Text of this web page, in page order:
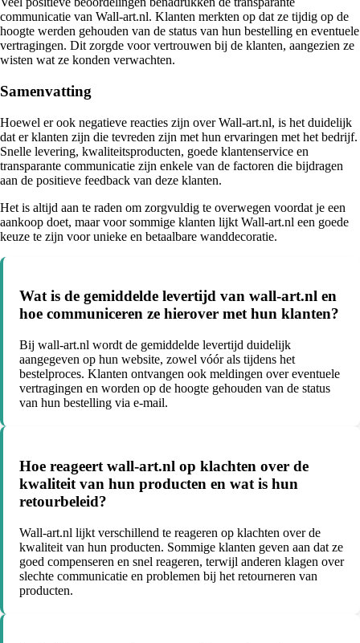
communicatie van Wall-art.nl. Klanten merkten op dat ze tijdig op de
hoogte werden gehouden van de status van hun bestelling en eventuele
vertragingen. Dit zorgde voor vertrouwen bij de klanten, aangezien ze
wisten wat ze konden verwachten.
Samenvatting
Hoewel er ook negatieve reacties zijn over Wall-art.nl, is het duidelijk
dat er klanten zijn die tevreden zijn met hun ervaringen met het bedrijf.
Snelle levering, kwaliteitsproducten, goede klantenservice en
transparante communicatie zijn enkele van de factoren die bijdragen
aan de positieve feedback van deze klanten.
Het is altijd aan te raden om zorgvuldig te overwegen voordat je een
aankoop doet, maar voor sommige klanten lijkt Wall-art.nl een goede
keuze te zijn voor unieke en betaalbare wanddecoratie.
Wat is de gemiddelde levertijd van wall-art.nl en
hoe communiceren ze hierover met hun klanten?
Bij wall-art.nl wordt de gemiddelde levertijd duidelijk
aangegeven op hun website, zowel vóór als tijdens het
bestelproces. Klanten ontvangen ook meldingen over eventuele
vertragingen en worden op de hoogte gehouden van de status
van hun bestelling via e-mail.
Hoe reageert wall-art.nl op klachten over de
kwaliteit van hun producten en wat is hun
retourbeleid?
Wall-art.nl lijkt verschillend te reageren op klachten over de
kwaliteit van hun producten. Sommige klanten geven aan dat ze
goed compenseren en snel reageren, terwijl anderen klagen over
slechte communicatie en problemen bij het retourneren van
producten.